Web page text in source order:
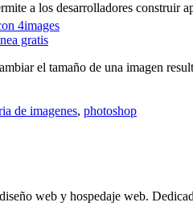
a los desarrolladores construir
gratis
el tamaño de una imagen
de imagenes, photoshop
web y hospedaje web.